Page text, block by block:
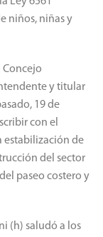
niños, niñas y
Concejo
y titular
19 de
con el
estabilización de
del sector
paseo costero y
(h) saludó a los